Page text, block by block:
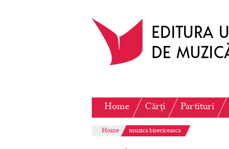
Home Cărți Partituri
Home muzica bisericeasca